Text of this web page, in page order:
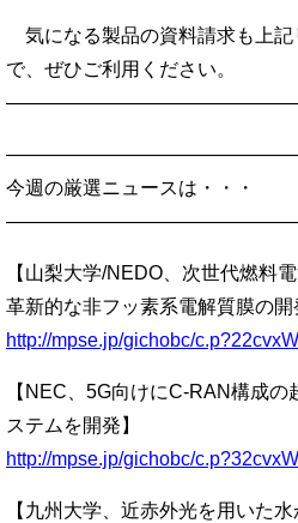
気になる製品の資料請求も上記
で、ぜひご利用ください。
今週の厳選ニュースは・・・
【山梨大学/NEDO、次世代燃料
革新的な非フッ素系電解質膜の開
http://mpse.jp/gichobc/
【NEC、5G向けにC-RAN構成
ステムを開発】
http://mpse.jp/gichobc/
【九州大学、近赤外光を用いた